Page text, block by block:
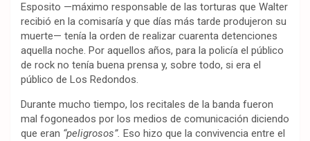
Esposito —máximo responsable de las torturas que Walter
recibió en la comisaría y que días más tarde produjeron su
muerte— tenía la orden de realizar cuarenta detenciones
aquella noche. Por aquellos años, para la policía el público
de rock no tenía buena prensa y, sobre todo, si era el
público de Los Redondos.
Durante mucho tiempo, los recitales de la banda fueron
mal fogoneados por los medios de comunicación diciendo
que eran “peligrosos”. Eso hizo que la convivencia entre el